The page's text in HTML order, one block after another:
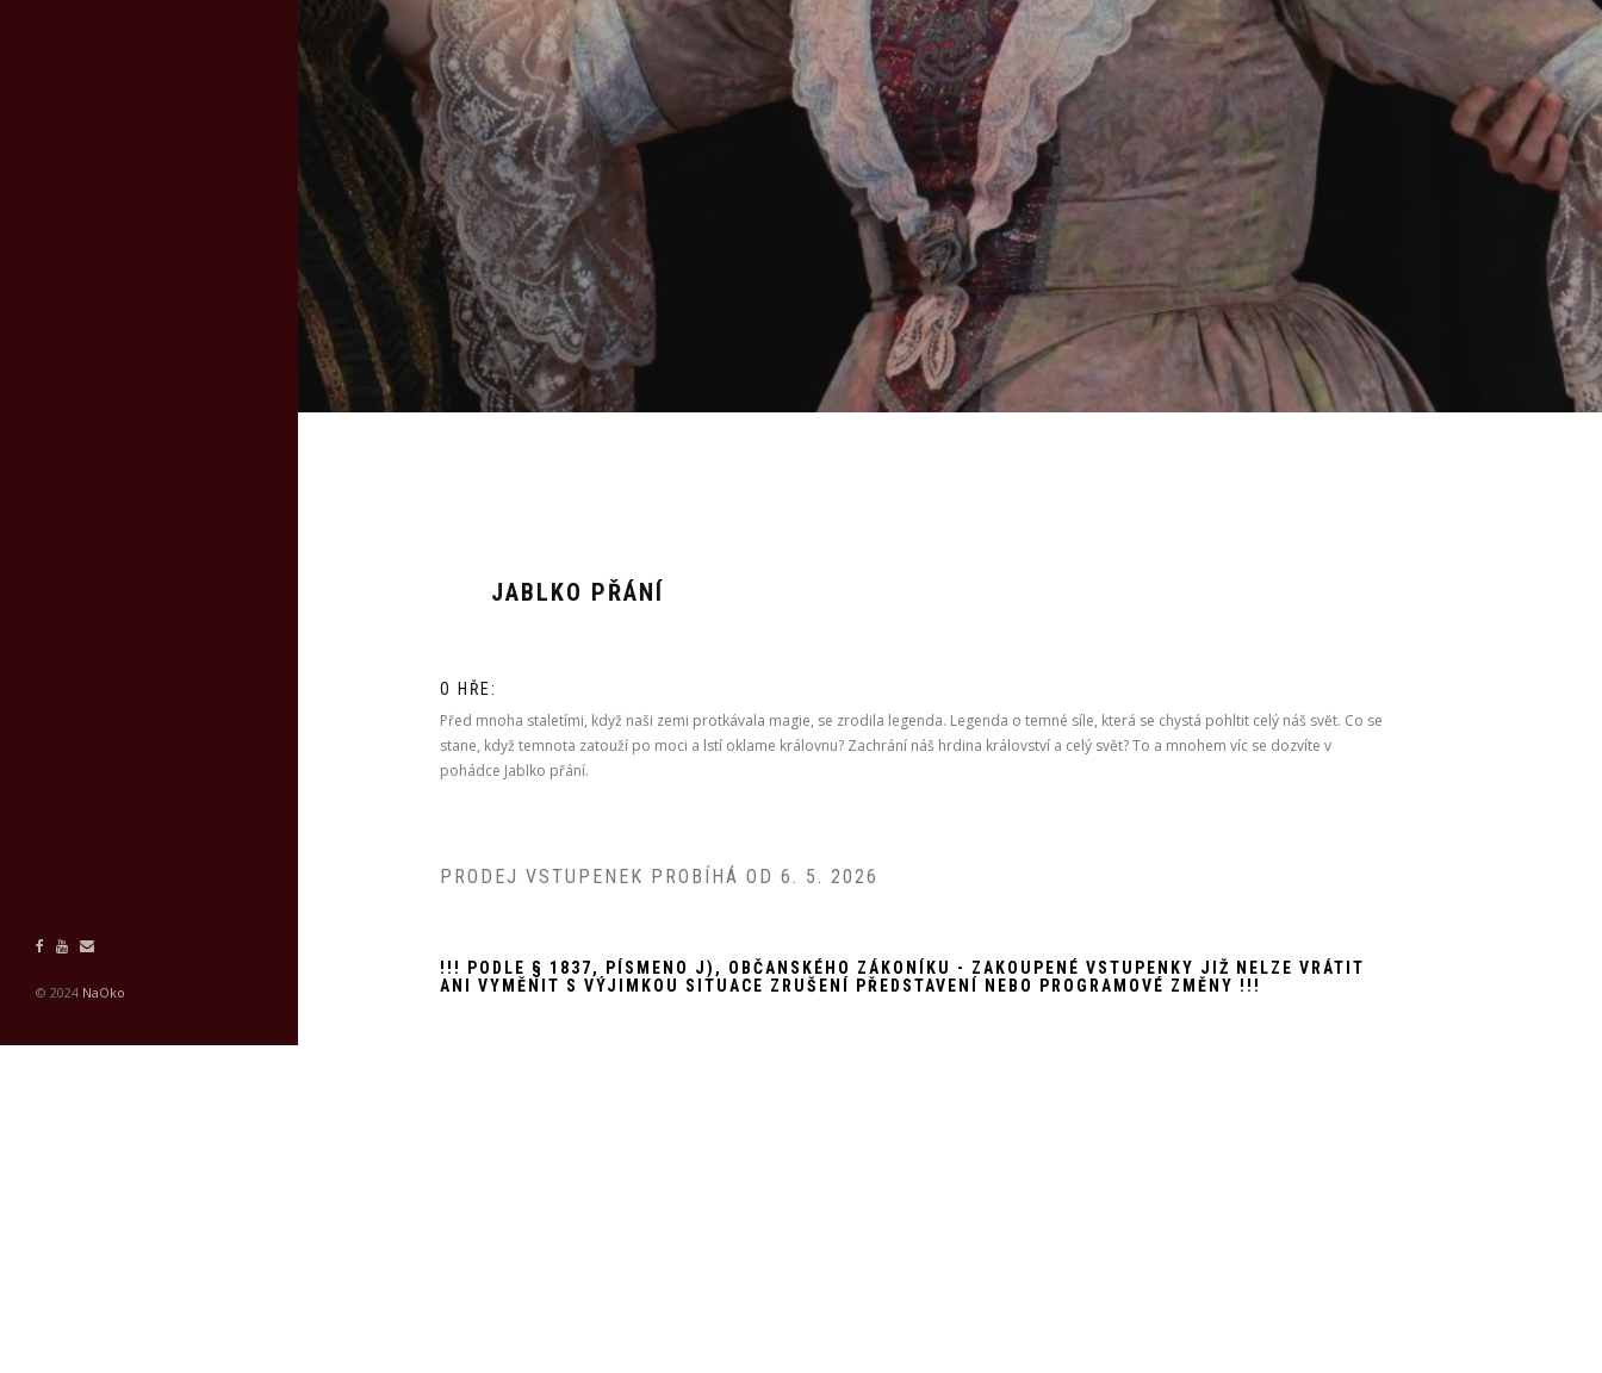
© 2024 NaOko
JABLKO PŘÁNÍ
O HŘE:
Před mnoha staletími, když naši zemi protkávala magie, se zrodila legenda. Legenda o temné síle, která se chystá pohltit celý náš svět. Co se
stane, když temnota zatouží po moci a lstí oklame královnu? Zachrání náš hrdina království a celý svět? To a mnohem víc se dozvíte v
pohádce Jablko přání.
PRODEJ VSTUPENEK PROBÍHÁ OD 6. 5. 2026
!!! PODLE § 1837, PÍSMENO J), OBČANSKÉHO ZÁKONÍKU - ZAKOUPENÉ VSTUPENKY JIŽ NELZE VRÁTIT
ANI VYMĚNIT S VÝJIMKOU SITUACE ZRUŠENÍ PŘEDSTAVENÍ NEBO PROGRAMOVÉ ZMĚNY !!!